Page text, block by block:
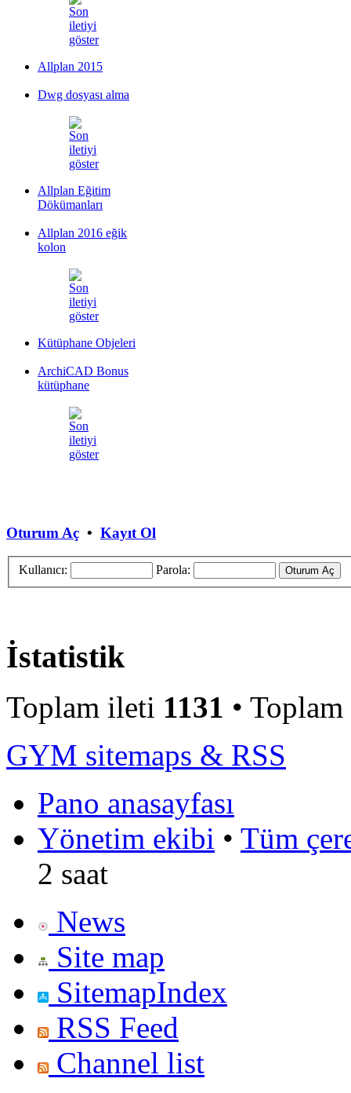
Allplan 2015
Dwg dosyası alma
Allplan Eğitim
Dökümanları
Allplan 2016 eğik
kolon
Kütüphane Objeleri
ArchiCAD Bonus
kütüphane
Oturum Aç • Kayıt Ol
Kullanıcı: Parola:
İstatistik
Toplam ileti 1131 •
GYM sitemaps & RSS
Pano anasayfası
Yönetim ekibi • Tüm
2 saat
News
Site map
SitemapIndex
RSS Feed
Channel list